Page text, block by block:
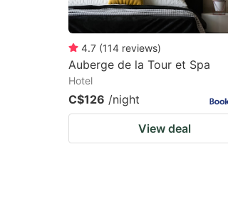
4.7 (114 reviews)
Auberge de la Tour et Spa
Hotel
C$126 /night
View deal